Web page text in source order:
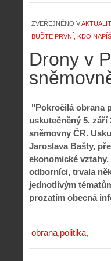
ZVEŘEJNĚNO V
BUĎTE PRVNÍ, KDO
Drony v
"Pokročilá obrana
uskutečněný 5. září
sněmovny ČR.
Jaroslava Bašty,
ekonomické
odborníci, trvala
jednotlivým
prozatím obecná
obrana politika